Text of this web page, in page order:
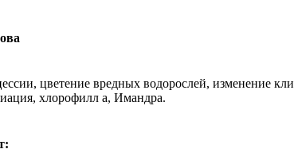
цветение вредных водорослей, изменение
хлорофилл а, Имандра.